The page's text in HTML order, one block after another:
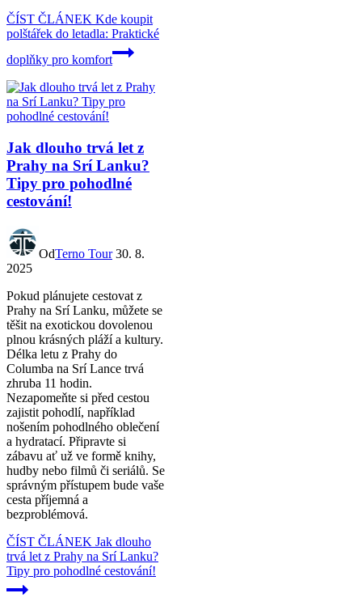
ČÍST ČLÁNEK Kde koupit
polštářek do letadla: Praktické
doplňky pro komfort
Jak dlouho trvá let z
Prahy na Srí Lanku?
Tipy pro pohodlné
cestování!
OdTerno Tour 30. 8.
2025
Pokud plánujete cestovat z
Prahy na Srí Lanku, můžete se
těšit na exotickou dovolenou
plnou krásných pláží a kultury.
Délka letu z Prahy do
Columba na Srí Lance trvá
zhruba 11 hodin.
Nezapomeňte si před cestou
zajistit pohodlí, například
nošením pohodlného oblečení
a hydratací. Připravte si
zábavu ať už ve formě knihy,
hudby nebo filmů či seriálů. Se
správným přístupem bude vaše
cesta příjemná a
bezproblémová.
ČÍST ČLÁNEK Jak dlouho
trvá let z Prahy na Srí Lanku?
Tipy pro pohodlné cestování!